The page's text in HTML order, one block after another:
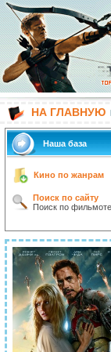
НА ГЛАВНУЮ
Наша база
Кино по жанрам
Поиск по сайту
Поиск по